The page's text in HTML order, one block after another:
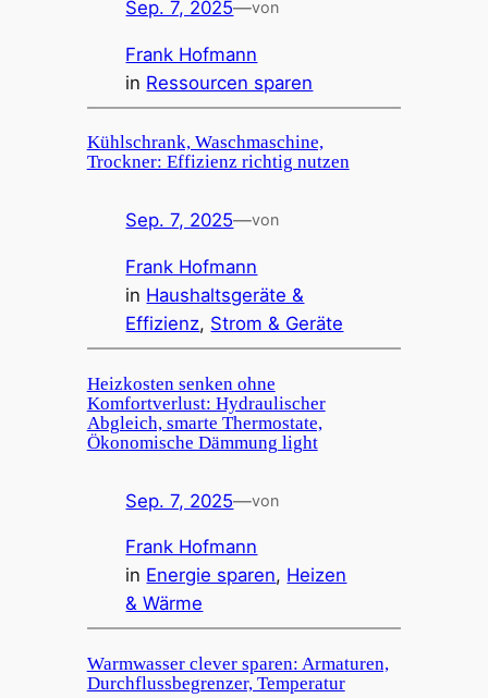
Sep. 7, 2025—von
Frank Hofmann
in Ressourcen sparen
Kühlschrank, Waschmaschine,
Trockner: Effizienz richtig nutzen
Sep. 7, 2025—von
Frank Hofmann
in Haushaltsgeräte &
Effizienz, Strom & Geräte
Heizkosten senken ohne
Komfortverlust: Hydraulischer
Abgleich, smarte Thermostate,
Ökonomische Dämmung light
Sep. 7, 2025—von
Frank Hofmann
in Energie sparen, Heizen
& Wärme
Warmwasser clever sparen: Armaturen,
Durchflussbegrenzer, Temperatur